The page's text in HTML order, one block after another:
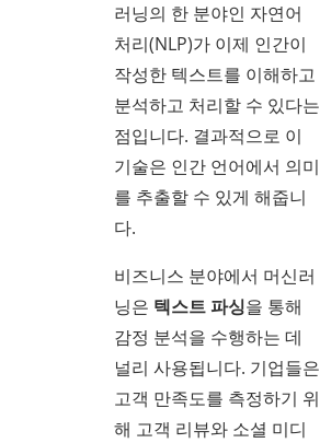
러닝의 한 분야인 자연어
처리(NLP)가 이제 인간이
작성한 텍스트를 이해하고
분석하고 처리할 수 있다는
점입니다. 결과적으로 이
기술은 인간 언어에서 의미
를 추출할 수 있게 해줍니
다.
비즈니스 분야에서 머신러
닝은 텍스트 파싱을 통해
감정 분석을 수행하는 데
널리 사용됩니다. 기업들은
고객 만족도를 측정하기 위
해 고객 리뷰와 소셜 미디